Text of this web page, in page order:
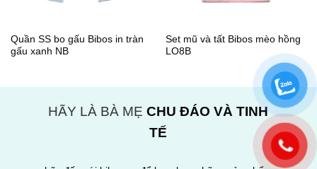
Quần SS bo gấu Bibos in tràn
gấu xanh NB
Set mũ và tất Bibos mèo hồng
LO8B
HÃY LÀ BÀ MẸ CHU ĐÁO VÀ TINH
TẾ